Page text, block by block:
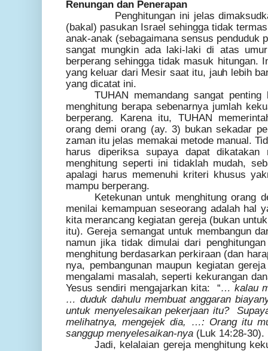
Renungan dan Penerapan
Penghitungan ini jelas dimaksudkan
(bakal) pasukan Israel sehingga tidak
anak-anak (sebagaimana sensus penduduk
sangat mungkin ada laki-laki di atas
berperang sehingga tidak masuk hitungan.
yang keluar dari Mesir saat itu, jauh lebih
yang dicatat ini.
TUHAN memandang sangat
menghitung berapa sebenarnya jumlah
berperang. Karena itu, TUHAN
orang demi orang (ay. 3) bukan sekadar
zaman itu jelas memakai metode manual.
harus diperiksa supaya dapat
menghitung seperti ini tidaklah mudah,
apalagi harus memenuhi kriteri khusus
mampu berperang.
Ketekunan untuk menghitung orang
menilai kemampuan seseorang adalah hal
kita merancang kegiatan gereja (bukan
itu). Gereja semangat untuk membangun
namun jika tidak dimulai dari penghitungan
menghitung berdasarkan perkiraan (dan
nya, pembangunan maupun kegiatan
mengalami masalah, seperti kekurangan
Yesus sendiri mengajarkan kita: “… kalau
… duduk dahulu membuat anggaran
untuk menyelesaikan pekerjaan itu?
melihatnya, mengejek dia, …: Orang itu
sanggup menyelesaikan-nya (Luk 14:28-30).
Jadi, kelalaian gereja menghitung